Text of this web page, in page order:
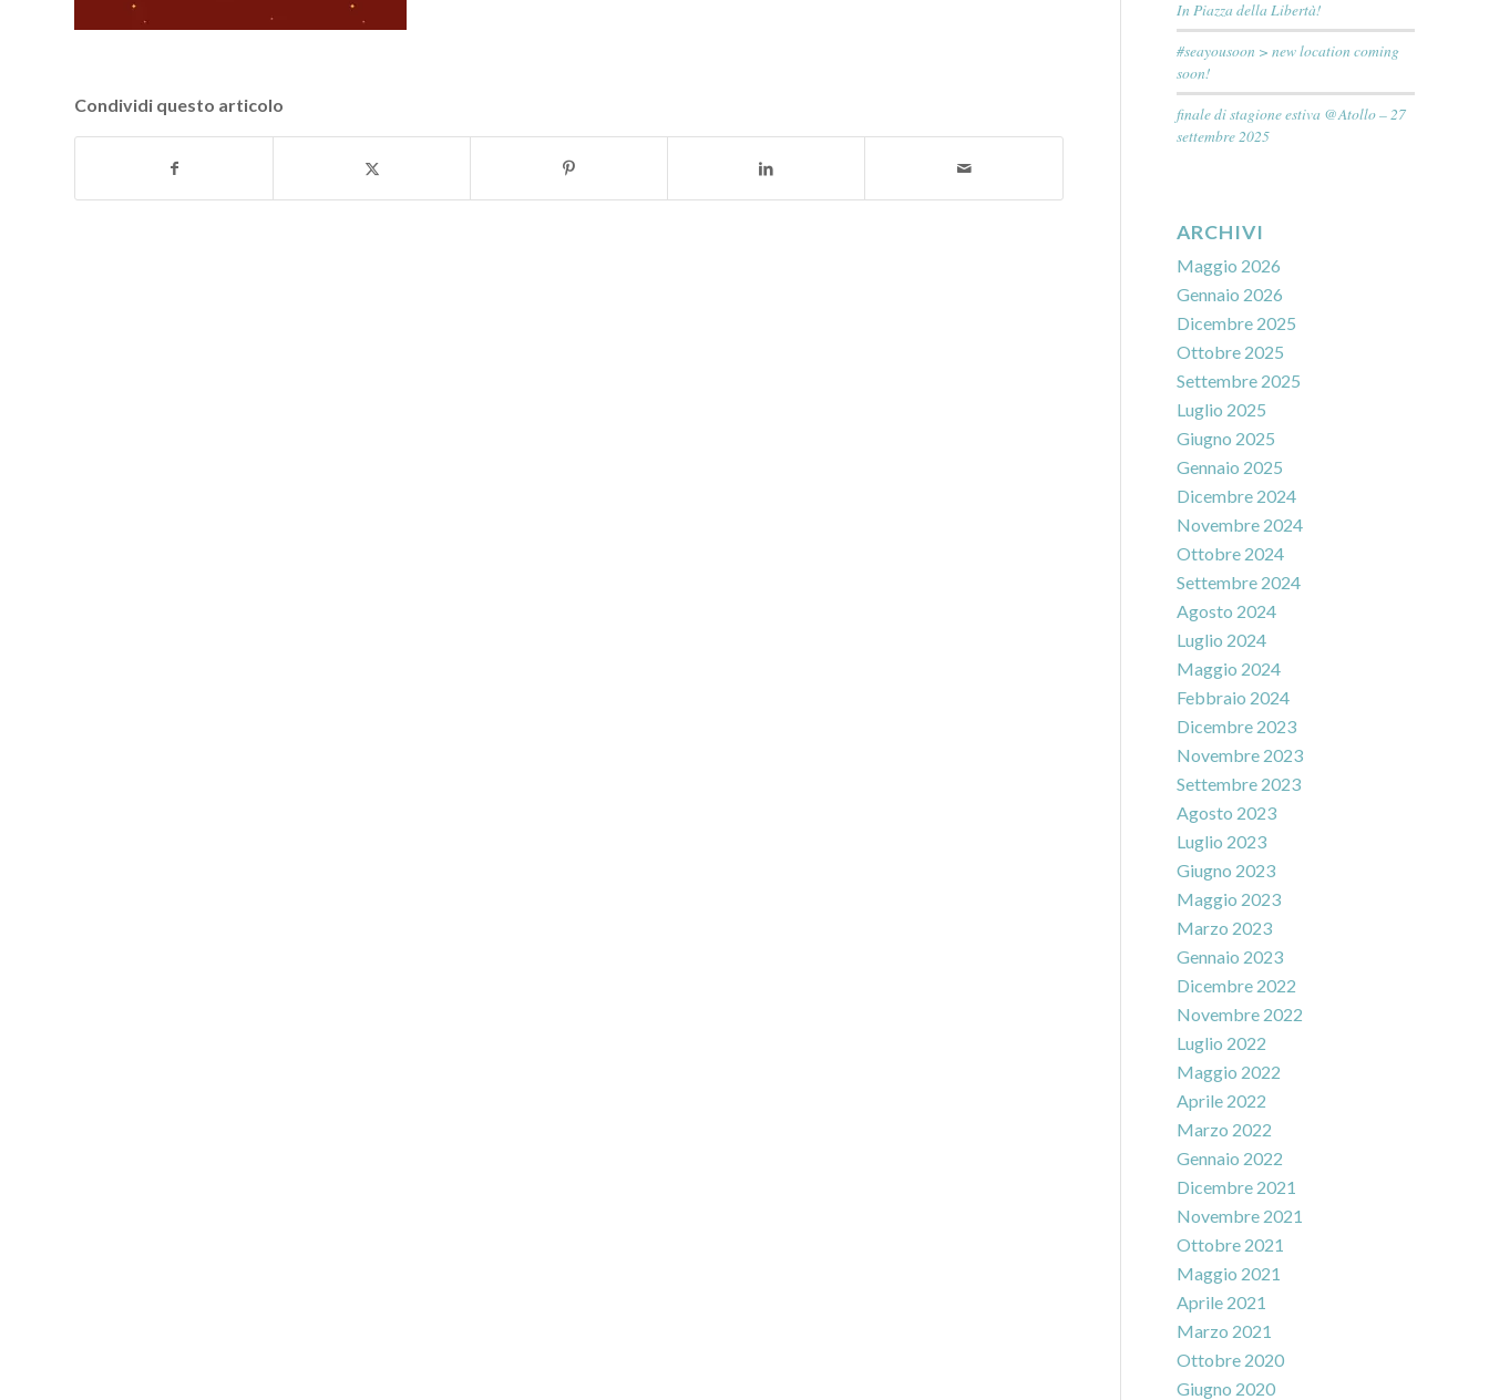
Condividi questo articolo
In Piazza della Libertà!
#seayousoon > new location coming
soon!
finale di stagione estiva @Atollo – 27
settembre 2025
ARCHIVI
Maggio 2026
Gennaio 2026
Dicembre 2025
Ottobre 2025
Settembre 2025
Luglio 2025
Giugno 2025
Gennaio 2025
Dicembre 2024
Novembre 2024
Ottobre 2024
Settembre 2024
Agosto 2024
Luglio 2024
Maggio 2024
Febbraio 2024
Dicembre 2023
Novembre 2023
Settembre 2023
Agosto 2023
Luglio 2023
Giugno 2023
Maggio 2023
Marzo 2023
Gennaio 2023
Dicembre 2022
Novembre 2022
Luglio 2022
Maggio 2022
Aprile 2022
Marzo 2022
Gennaio 2022
Dicembre 2021
Novembre 2021
Ottobre 2021
Maggio 2021
Aprile 2021
Marzo 2021
Ottobre 2020
Giugno 2020